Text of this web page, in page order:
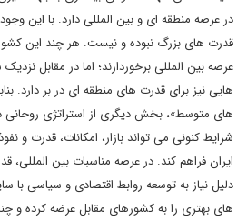
در عرصه منطقه ای و بین المللی دارد. با این
قدرت های بزرگ نبوده و نیست. هر چند این
عرصه بین المللی برخوردارند؛ اما در مقابل
هایی نیز برای قدرت های منطقه ای در بر دارد.
های متوسط»، بخش دیگری از استراتژی روحانی
شرایط کنونی می تواند بازار، امکانات، قدرت و
ایران فراهم کند. در عرصه مناسبات بین
دلیل نیاز به توسعه روابط اقتصادی و سیاسی با
های بهتری را به کشورهای مقابل عرضه کرده و